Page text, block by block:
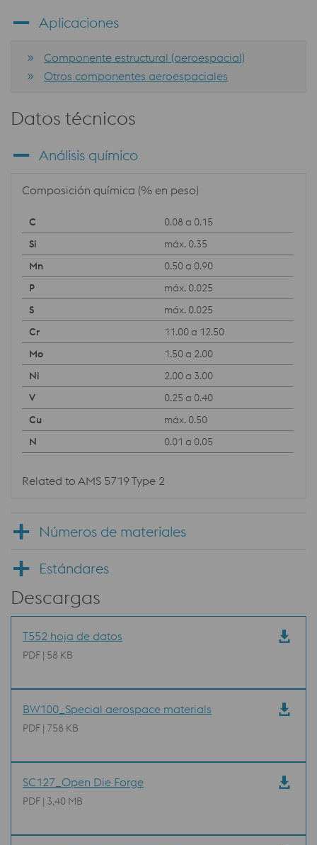
Aplicaciones
Componente estructural (aeroespacial)
Otros componentes aeroespaciales
Datos técnicos
Análisis químico
Composición química (% en peso)
0.08 a 0.15
máx. 0.35
0.50 a 0.90
máx. 0.025
máx. 0.025
11.00 a 12.50
1.50 a 2.00
2.00 a 3.00
0.25 a 0.40
máx. 0.50
0.01 a 0.05
Related to AMS 5719 Type 2
Números de materiales
Estándares
Descargas
T552 hoja de datos
PDF | 58 KB
BW100_Special aerospace materials
PDF | 758 KB
SC127_Open Die Forge
PDF | 3,40 MB